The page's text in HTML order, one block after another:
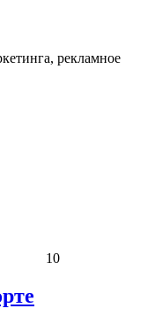
рекламное
10